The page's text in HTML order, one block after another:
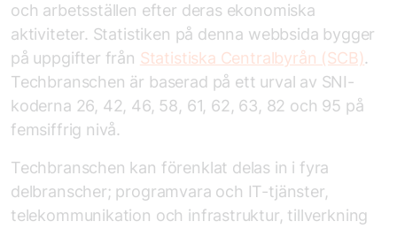
och arbetsställen efter deras ekonomiska
aktiviteter. Statistiken på denna webbsida bygger
på uppgifter från Statistiska Centralbyrån (SCB).
Tech­branschen är baserad på ett urval av SNI-
koderna 26, 42, 46, 58, 61, 62, 63, 82 och 95 på
femsiffrig nivå.
Tech­branschen kan förenklat delas in i fyra
delbranscher; programvara och IT-tjänster,
telekommunikation och infrastruktur, tillverkning